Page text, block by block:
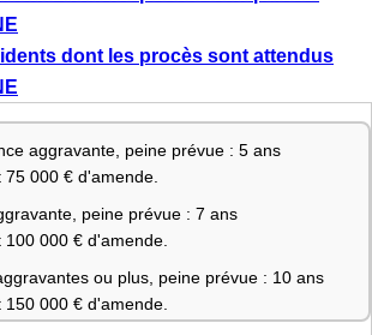
aggravante, peine prévue : 5 ans
000 € d'amende.
peine prévue : 7 ans
000 € d'amende.
ou plus, peine prévue : 10 ans
000 € d'amende.